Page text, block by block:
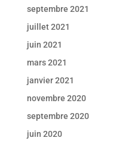
septembre 2021
juillet 2021
juin 2021
mars 2021
janvier 2021
novembre 2020
septembre 2020
juin 2020